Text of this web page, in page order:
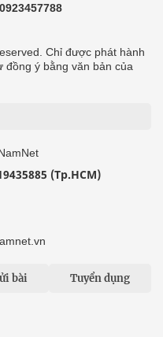
0923457788
Chỉ được phát hành
đồng ý bằng văn bản của
(Tp.HCM)
bài Tuyển dụng